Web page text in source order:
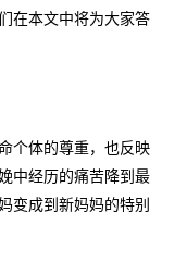
在本文中将为大家答
个体的尊重，也反映
中经历的痛苦降到最
变成到新妈妈的特别